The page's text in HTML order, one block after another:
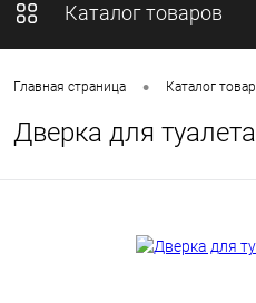
Каталог товаров
Главная страница • Каталог
Дверка для